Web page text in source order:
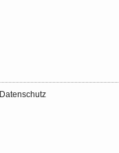
Datenschutz